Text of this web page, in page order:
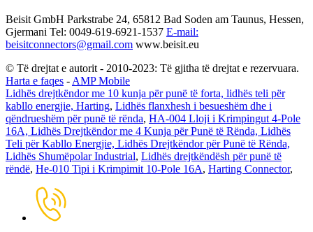
Beisit GmbH Parkstrabe 24, 65812 Bad Soden am Taunus, Hessen,
Gjermani Tel: 0049-619-6921-1537 E-mail:
beisitconnectors@gmail.com www.beisit.eu
© Të drejtat e autorit - 2010-2023: Të gjitha të drejtat e rezervuara.
Harta e faqes - AMP Mobile
Lidhës drejtkëndor me 10 kunja për punë të forta, lidhës teli për
kabllo energjie, Harting, Lidhës flanxhesh i besueshëm dhe i
qëndrueshëm për punë të rënda, HA-004 Lloji i Krimpingut 4-Pole
16A, Lidhës Drejtkëndor me 4 Kunja për Punë të Rënda, Lidhës
Teli për Kabllo Energjie, Lidhës Drejtkëndor për Punë të Rënda,
Lidhës Shumëpolar Industrial, Lidhës drejtkëndësh për punë të
rëndë, He-010 Tipi i Krimpimit 10-Pole 16A, Harting Connector,